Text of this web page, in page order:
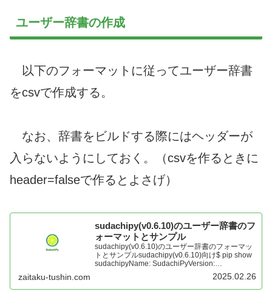
ユーザー辞書の作成
以下のフォーマットに従ってユーザー辞書
をcsvで作成する。
なお、辞書をビルドする際にはヘッダーが
入らないようにしておく。（csvを作るときに
header=falseで作るとよさげ）
sudachipy(v0.6.10)のユーザー辞書のフ
ォーマットとサンプル
sudachipy(v0.6.10)のユーザー辞書のフォーマッ
トとサンプルsudachipy(v0.6.10)向け$ pip show
sudachipyName: SudachiPyVersion:
0.6.10Summary: Python version of Sudachi, ...
zaitaku-tushin.com 2025.02.26